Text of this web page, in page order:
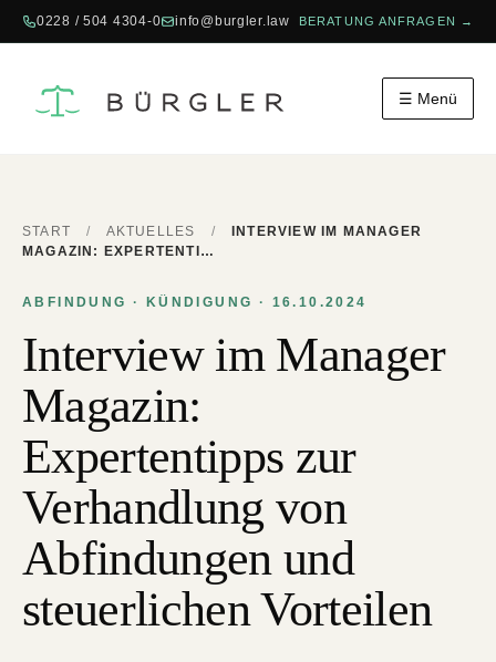
0228 / 504 4304-0 info@burgler.law BERATUNG ANFRAGEN →
☰ Menü
START / AKTUELLES /
INTERVIEW IM MANAGER
MAGAZIN: EXPERTENTI…
ABFINDUNG · KÜNDIGUNG · 16.10.2024
Interview im Manager
Magazin:
Expertentipps zur
Verhandlung von
Abfindungen und
steuerlichen Vorteilen